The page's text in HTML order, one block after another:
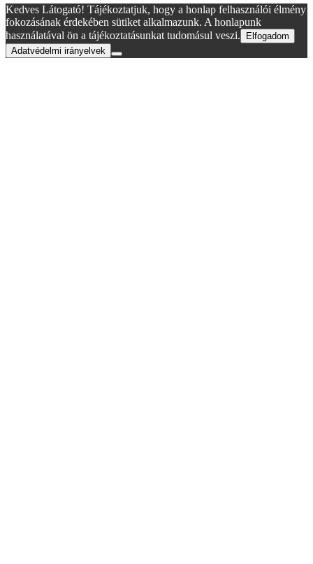
Kedves Látogató! Tájékoztatjuk, hogy a honlap felhasználói élmény
fokozásának érdekében sütiket alkalmazunk. A honlapunk
használatával ön a tájékoztatásunkat tudomásul veszi.
Elfogadom
Adatvédelmi irányelvek